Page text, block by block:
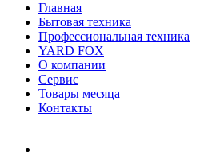
Главная
Бытовая техника
Профессиональная техника
YARD FOX
О компании
Сервис
Товары месяца
Контакты